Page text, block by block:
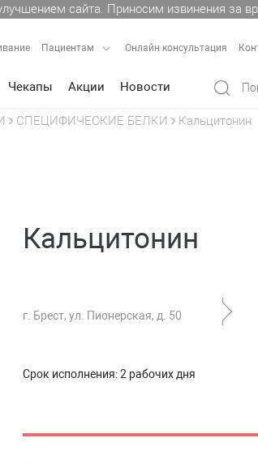
сайта. Приносим извинения за
Пациентам Онлайн консультация
Чекапы Акции Новости
СПЕЦИФИЧЕСКИЕ БЕЛКИ Кальцитонин
Кальцитонин
г. Брест, ул. Пионерская, д. 50
Срок исполнения:2 рабочих дня